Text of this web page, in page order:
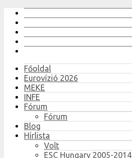
Főoldal
Eurovízió 2026
MEKE
INFE
Fórum
Fórum
Blog
Hírlista
Volt
ESC Hungary 2005-2014